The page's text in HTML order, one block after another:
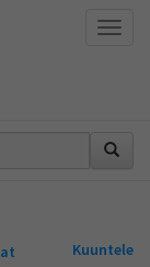
Kuuntele